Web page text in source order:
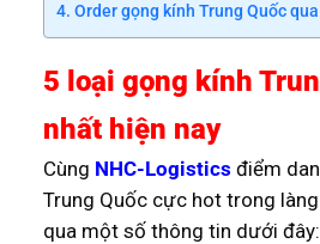
Order gọng kính Trung Quốc
5 loại gọng kính
nhất hiện nay
Cùng NHC-Logistics điểm
Trung Quốc cực hot trong
qua một số thông tin dưới đây: